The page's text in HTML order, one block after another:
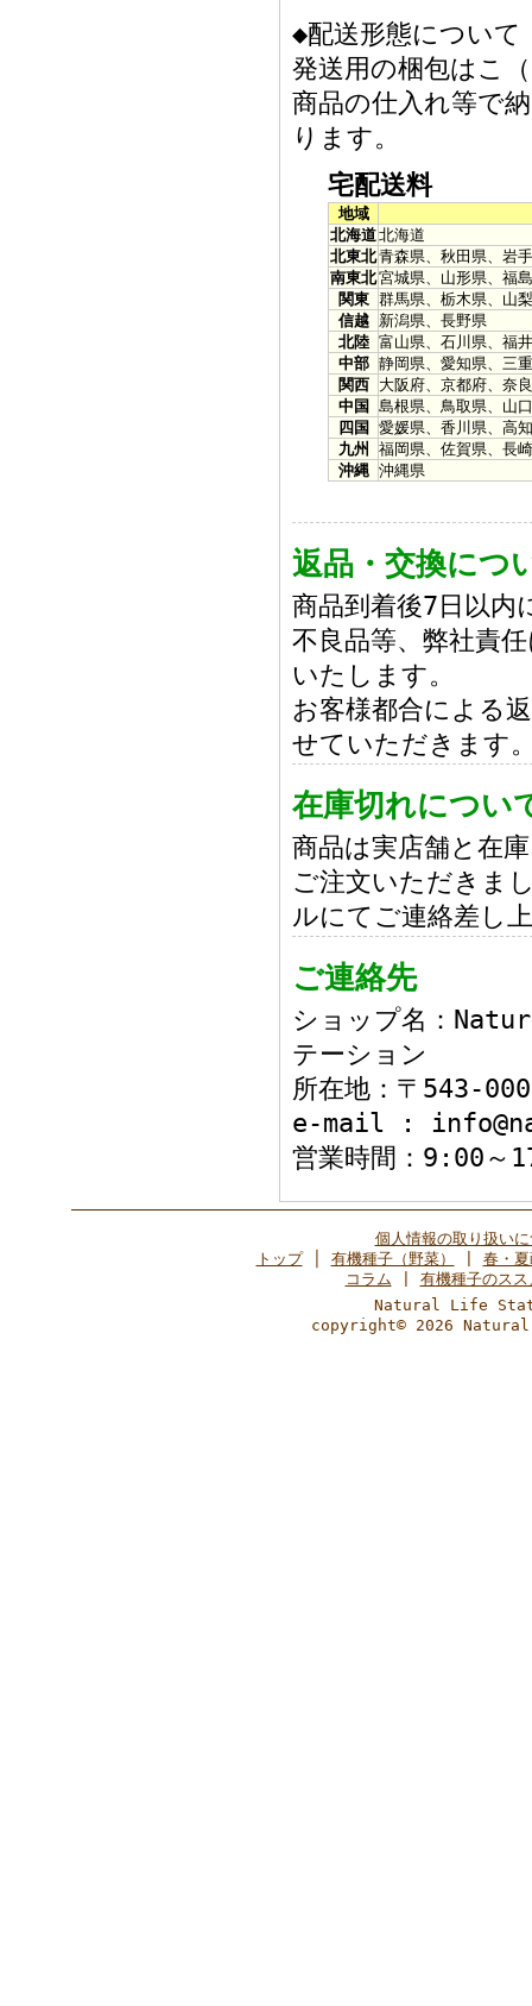
◆配送形態について
発送用の梱包はこ
商品の仕入れ等で
ります。
宅配送料
地域
北海道北海道
北東北青森県、秋田県、岩
南東北宮城県、山形県、福
関東 群馬県、栃木県、山
信越
新潟県、長野県
北陸 富山県、石川県、福
中部 静岡県、愛知県、三
関西
大阪府、京都府、奈
中国
島根県、鳥取県、山
四国
愛媛県、香川県、高
九州
福岡県、佐賀県、長
沖縄 沖縄県
返品・交換につ
商品到着後7日以内
不良品等、弊社責
いたします。
お客様都合による
せていただきます
在庫切れについ
商品は実店舗と在
ご注文いただきま
ルにてご連絡差し
ご連絡先
ショップ名：
テーション
所在地：〒543-
e-mail :
営業時間：9:00～
個人情報の取り扱い
トップ│ 有機種子（野菜）
春・
コラム
有機種子のスス
Natural Life
copyright© 2026